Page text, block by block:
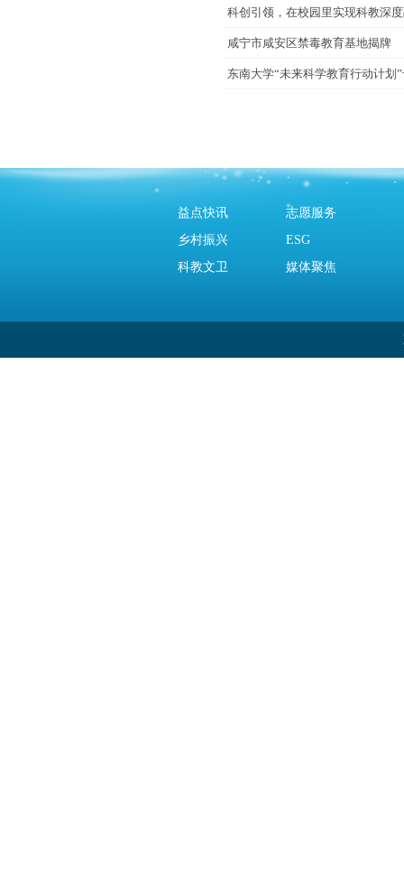
科创引领，在校园里实现科教深
咸宁市咸安区禁毒教育基地揭牌
东南大学“未来科学教育行动计划
益点快讯
志愿服务
乡村振兴
ESG
科教文卫
媒体聚焦